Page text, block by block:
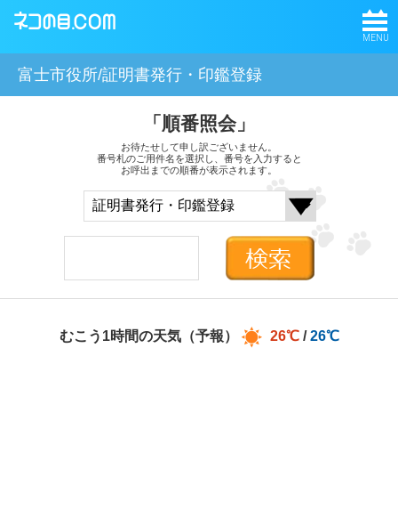
MENU
富士市役所/証明書発行・印鑑登録
「順番照会」
お待たせして申し訳ございません。
番号札のご用件名を選択し、番号を入力すると
お呼出までの順番が表示されます。
むこう1時間の天気（予報） 26℃ /26℃